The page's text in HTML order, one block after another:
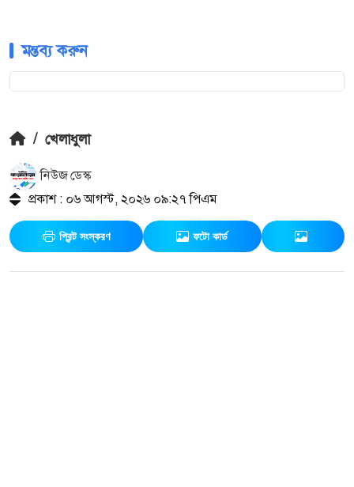
মন্তব্য করুন
/ খেলাধুলা
নিউজ ডেস্ক
প্রকাশ : ০৬ আগস্ট, ২০২৬ ০৯:২৭ পিএম
প্রিন্ট সংস্করণ ফটো কার্ড